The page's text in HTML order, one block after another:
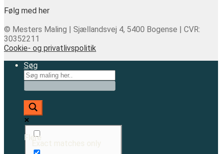
Følg med her
© Mesters Maling | Sjællandsvej 4, 5400 Bogense | CVR:
30352211
Cookie- og privatlivspolitik
Søg
Flere
Exact matches only